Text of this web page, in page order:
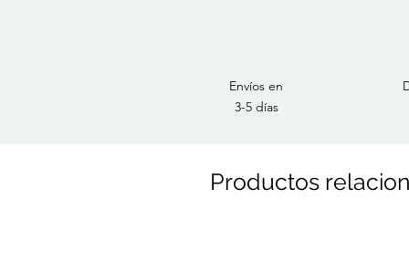
Envíos en
3-5 días
Productos